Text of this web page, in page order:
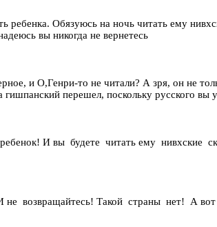
ребенка. Обязуюсь на ночь читать ему
вы никогда не вернетесь
и О,Генри-то не читали? А зря, он не
перешел, поскольку русского
И вы будете читать ему нивхские
не возвращайтесь! Такой страны нет! А